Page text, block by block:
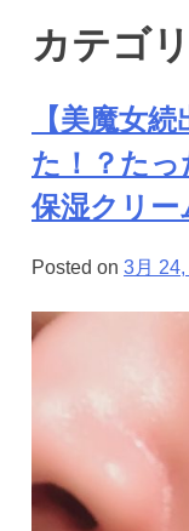
カテゴ
【美魔女
た！？た
保湿クリー
Posted on 3月